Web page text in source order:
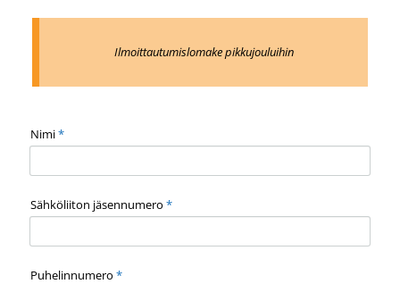
Ilmoittautumislomake pikkujouluihin
Nimi*
Sähköliiton jäsennumero *
Puhelinnumero *